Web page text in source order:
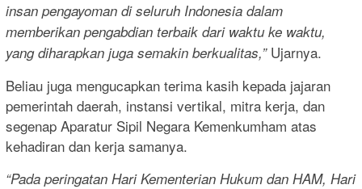
insan pengayoman di seluruh Indonesia dalam
memberikan pengabdian terbaik dari waktu ke waktu,
yang diharapkan juga semakin berkualitas,”Ujarnya.
Beliau juga mengucapkan terima kasih kepada jajaran
pemerintah daerah, instansi vertikal, mitra kerja, dan
segenap Aparatur Sipil Negara Kemenkumham atas
kehadiran dan kerja samanya.
“Pada peringatan Hari Kementerian Hukum dan HAM, Hari